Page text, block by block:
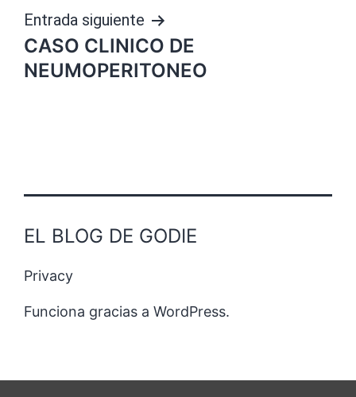
Entrada siguiente
CASO CLINICO DE
NEUMOPERITONEO
EL BLOG DE GODIE
Privacy
Funciona gracias a WordPress.